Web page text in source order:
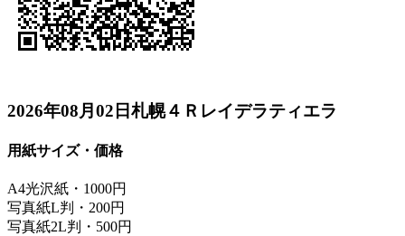
2026年08月02日札幌４Ｒレイデラティエラ
用紙サイズ・価格
A4光沢紙・1000円
写真紙L判・200円
写真紙2L判・500円